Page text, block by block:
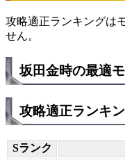
攻略適正ランキングは
せん。
坂田金時の最適
攻略適正ランキ
Sランク